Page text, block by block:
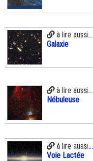
à lire aussi...
Galaxie
à lire aussi...
Nébuleuse
à lire aussi...
Voie Lactée